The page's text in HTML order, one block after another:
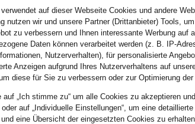
HIERRO
CHF 169
auf dieser Webseite Cookies und andere
nutzen wir und unsere Partner (Drittanbieter) Tools,
zu verbessern und Ihnen interessante Werbung auf
Daten können verarbeitet werden (z. B. IP-
Nutzerverhalten), für personalisierte
Anzeigen aufgrund Ihres Nutzerverhaltens auf
diese für Sie zu verbessern oder zur Optimierung
auf „Ich stimme zu“ um alle Cookies zu akzeptieren
auf „Individuelle Einstellungen“, um eine
eine Übersicht der eingesetzten Cookies zu